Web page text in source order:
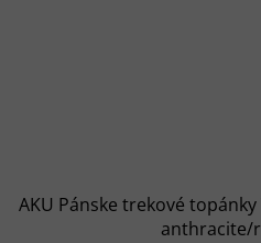
AKU Pánske trekové topánky
anthracite/